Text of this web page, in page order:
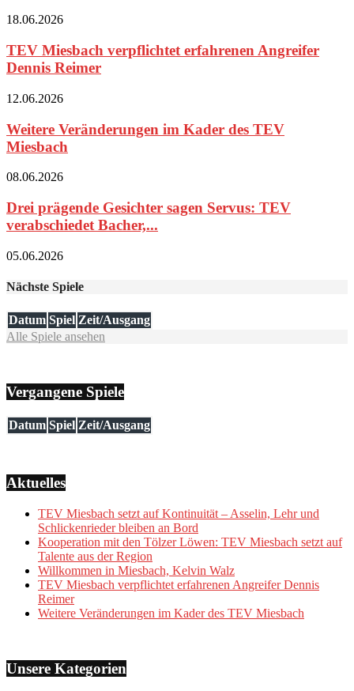
18.06.2026
TEV Miesbach verpflichtet erfahrenen Angreifer
Dennis Reimer
12.06.2026
Weitere Veränderungen im Kader des TEV
Miesbach
08.06.2026
Drei prägende Gesichter sagen Servus: TEV
verabschiedet Bacher,...
05.06.2026
Nächste Spiele
Datum Spiel Zeit/Ausgang
Alle Spiele ansehen
Vergangene Spiele
Datum Spiel Zeit/Ausgang
Aktuelles
TEV Miesbach setzt auf Kontinuität – Asselin, Lehr und
Schlickenrieder bleiben an Bord
Kooperation mit den Tölzer Löwen: TEV Miesbach setzt auf
Talente aus der Region
Willkommen in Miesbach, Kelvin Walz
TEV Miesbach verpflichtet erfahrenen Angreifer Dennis
Reimer
Weitere Veränderungen im Kader des TEV Miesbach
Unsere Kategorien